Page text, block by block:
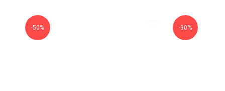
-50% -30%